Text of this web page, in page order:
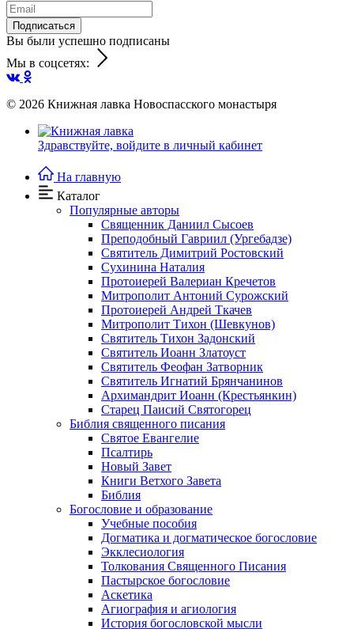
Подписаться
Вы были успешно подписаны
Мы в соцсетях:
© 2026 Книжная лавка Новоспасского монастыря
Здравствуйте, войдите в личный кабинет
На главную
Каталог
Популярные авторы
Священник Даниил Сысоев
Преподобный Гавриил (Ургебадзе)
Святитель Димитрий Ростовский
Сухинина Наталия
Протоиерей Валериан Кречетов
Митрополит Антоний Сурожский
Протоиерей Андрей Ткачев
Митрополит Тихон (Шевкунов)
Святитель Тихон Задонский
Святитель Иоанн Златоуст
Cвятитель Феофан Затворник
Святитель Игнатий Брянчанинов
Архимандрит Иоанн (Крестьянкин)
Старец Паисий Святогорец
Библия священного писания
Святое Евангелие
Псалтирь
Новый Завет
Книги Ветхого Завета
Библия
Богословие и образование
Учебные пособия
Догматика и догматическое богословие
Экклесиология
Толкования Священного Писания
Пастырское богословие
Аскетика
Агиография и агиология
История богословской мысли